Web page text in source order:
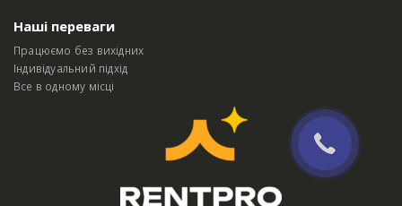
Наші переваги
Працюємо без вихідних
Індивідуальний підхід
Все в одному місці